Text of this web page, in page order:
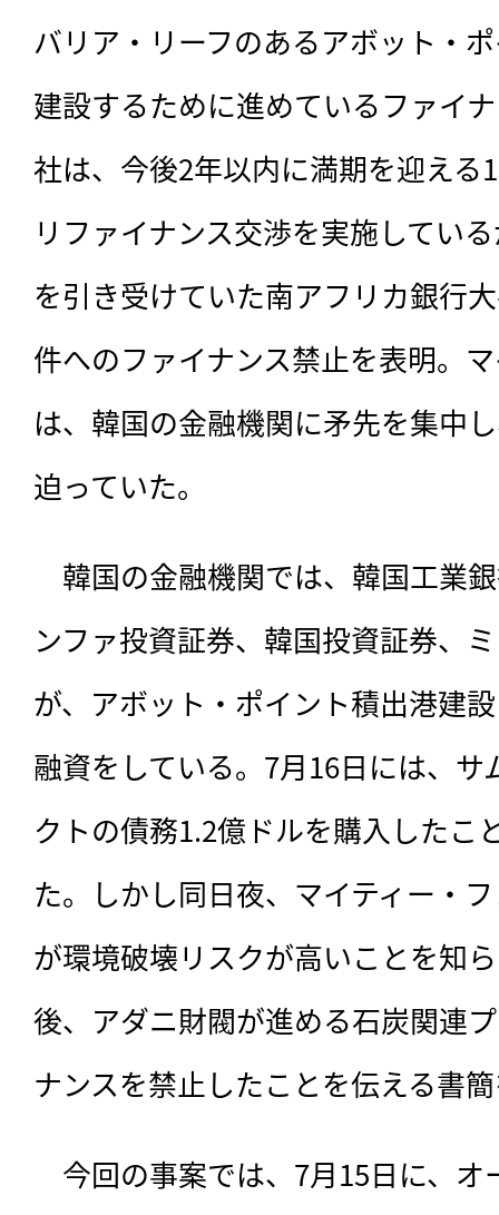
バリア・リーフのあるアボット・
建設するために進めているファイ
社は、今後2年以内に満期を迎える
リファイナンス交渉を実施してい
を引き受けていた南アフリカ銀行
件へのファイナンス禁止を表明。
は、韓国の金融機関に矛先を集中
迫っていた。
韓国の金融機関では、韓国工業
ンファ投資証券、韓国投資証券、
が、アボット・ポイント積出港建
融資をしている。7月16日には、
クトの債務1.2億ドルを購入したこ
た。しかし同日夜、マイティー・
が環境破壊リスクが高いことを知
後、アダニ財閥が進める石炭関連
ナンスを禁止したことを伝える書
今回の事案では、7月15日に、オ